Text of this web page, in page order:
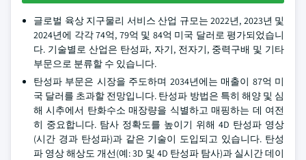
글로벌 육상 지구물리 서비스 산업 규모는 2022년, 2023년 및
2024년에 각각 74억, 79억 및 84억 미국 달러로 평가되었습니
다. 기술별로 산업은 탄성파, 자기, 전자기, 중력구배 및 기타
부문으로 분류할 수 있습니다.
탄성파 부문은 시장을 주도하며 2034년에는 매출이 87억 미
국 달러를 초과할 전망입니다. 탄성파 방법은 특히 해양 및 심
해 시추에서 탄화수소 매장량을 식별하고 매핑하는 데 여전
히 중요합니다. 탐사 정확도를 높이기 위해 4D 탄성파 영상
(시간 경과 탄성파)과 같은 기술이 도입되고 있습니다. 탄성
파 영상 해상도 개선(예: 3D 및 4D 탄성파 탐사)과 실시간 데이